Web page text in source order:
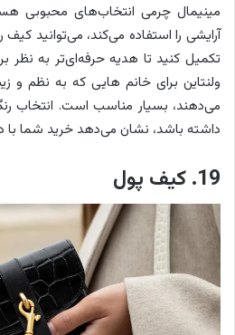
مینیمال چرمی انتخاب‌های محبوبی
آرایشی را استفاده می‌کند، می‌توانید
تکمیل کنید تا هدیه حرفه‌ای‌تر به نظر
ولنتاین برای خانم هایی که به نظم
می‌دهند، بسیار مناسب است. انتخاب
داشته باشد، نشان می‌دهد خرید شما
19. کیف پول